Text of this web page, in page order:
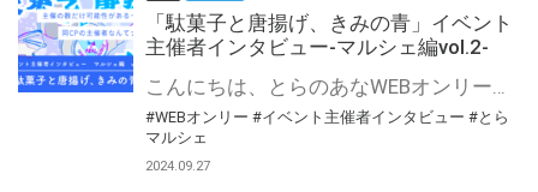
「駄菓子と唐揚げ、きみの青」イベント
主催者インタビュー-マルシェ編vol.2-
こんにちは、とらのあなWEBオンリー運営スタッフです。 新たにお届けする、イベント主催者インタビュー-マルシェ編-は、 とらのあなWEBオンリー「マルシェ」をご利用の主催様に 「マルシェ」を使ってイベントを開催した感想や心がけをお聞きする企画です。 今回は、WEBオンリー初開催「駄菓子と唐揚げ、きみの青」より、 主催のぎこ六屋様にお話を伺いました。 協力：ぎこ六屋様／イベント公式Twitter（@krkgwks） とらのあなWEBオンリー「マルシェ」とは？ WEBオンリーでリアルタイムでコミュニケーションがとれるオンライン会場です。
#WEBオンリー #イベント主催者インタビュー #とら
マルシェ
2024.09.27